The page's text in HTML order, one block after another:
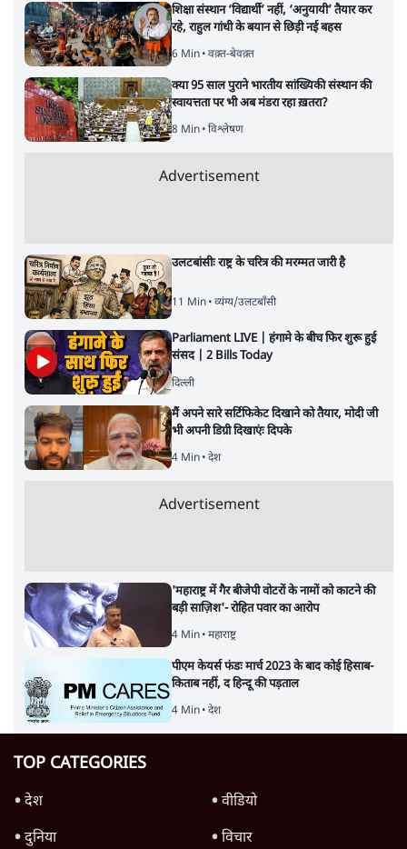
शिक्षा संस्थान ‘विद्यार्थी’ नहीं, ‘अनुयायी’ तैयार कर
रहे, राहुल गांधी के बयान से छिड़ी नई बहस
6 Min• वक़्त-बेवक़्त
क्या 95 साल पुराने भारतीय सांख्यिकी संस्थान की
स्वायत्तता पर भी अब मंडरा रहा ख़तरा?
8 Min• विश्लेषण
Advertisement
उलटबांसीः राष्ट्र के चरित्र की मरम्मत जारी है
11 Min• व्यंग्य/उलटबाँसी
Parliament LIVE | हंगामे के बीच फिर शुरू हुई
संसद | 2 Bills Today
दिल्ली
मैं अपने सारे सर्टिफिकेट दिखाने को तैयार, मोदी जी
भी अपनी डिग्री दिखाएंः दिपके
4 Min• देश
Advertisement
'महाराष्ट्र में गैर बीजेपी वोटरों के नामों को काटने की
बड़ी साज़िश'- रोहित पवार का आरोप
4 Min• महाराष्ट्र
पीएम केयर्स फंडः मार्च 2023 के बाद कोई हिसाब-
किताब नहीं, द हिन्दू की पड़ताल
4 Min• देश
TOP CATEGORIES
देश
वीडियो
दुनिया
विचार